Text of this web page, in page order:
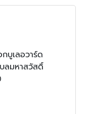
บูเลอวาร์ด
ลมหาสวัสดิ์